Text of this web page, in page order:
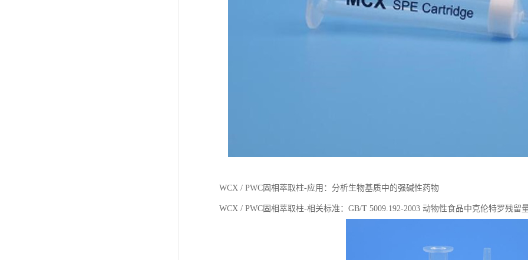
WCX / PWC固相萃取柱-应用：分析生物基质中的强碱性药物
WCX / PWC固相萃取柱-相关标准：GB/T 5009.192-2003 动物性⻝品中克伦特罗残留